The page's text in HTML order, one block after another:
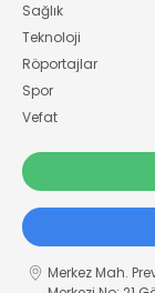
Sağlık
Teknoloji
Röportajlar
Spor
Vefat
Merkez Mah.